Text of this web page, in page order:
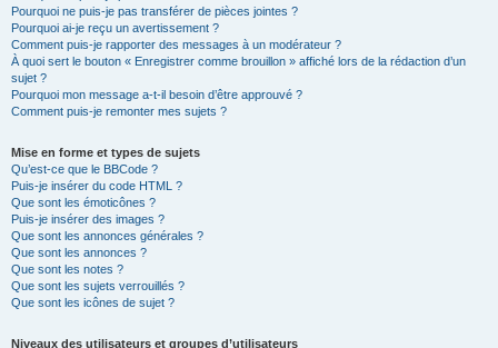
Pourquoi ne puis-je pas transférer de pièces jointes ?
Pourquoi ai-je reçu un avertissement ?
Comment puis-je rapporter des messages à un modérateur ?
À quoi sert le bouton « Enregistrer comme brouillon » affiché lors de la rédaction d’un
sujet ?
Pourquoi mon message a-t-il besoin d’être approuvé ?
Comment puis-je remonter mes sujets ?
Mise en forme et types de sujets
Qu’est-ce que le BBCode ?
Puis-je insérer du code HTML ?
Que sont les émoticônes ?
Puis-je insérer des images ?
Que sont les annonces générales ?
Que sont les annonces ?
Que sont les notes ?
Que sont les sujets verrouillés ?
Que sont les icônes de sujet ?
Niveaux des utilisateurs et groupes d’utilisateurs